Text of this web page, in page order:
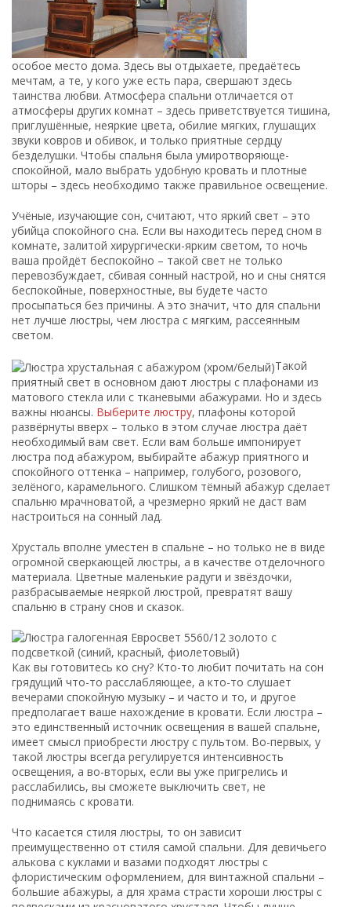
особое место дома. Здесь вы отдыхаете, предаётесь
мечтам, а те, у кого уже есть пара, свершают здесь
таинства любви. Атмосфера спальни отличается от
атмосферы других комнат – здесь приветствуется тишина,
приглушённые, неяркие цвета, обилие мягких, глушащих
звуки ковров и обивок, и только приятные сердцу
безделушки. Чтобы спальня была умиротворяюще-
спокойной, мало выбрать удобную кровать и плотные
шторы – здесь необходимо также правильное освещение.
Учёные, изучающие сон, считают, что яркий свет – это
убийца спокойного сна. Если вы находитесь перед сном в
комнате, залитой хирургически-ярким светом, то ночь
ваша пройдёт беспокойно – такой свет не только
перевозбуждает, сбивая сонный настрой, но и сны снятся
беспокойные, поверхностные, вы будете часто
просыпаться без причины. А это значит, что для спальни
нет лучше люстры, чем люстра с мягким, рассеянным
светом.
Такой
приятный свет в основном дают люстры с плафонами из
матового стекла или с тканевыми абажурами. Но и здесь
важны нюансы. Выберите люстру, плафоны которой
развёрнуты вверх – только в этом случае люстра даёт
необходимый вам свет. Если вам больше импонирует
люстра под абажуром, выбирайте абажур приятного и
спокойного оттенка – например, голубого, розового,
зелёного, карамельного. Слишком тёмный абажур сделает
спальню мрачноватой, а чрезмерно яркий не даст вам
настроиться на сонный лад.
Хрусталь вполне уместен в спальне – но только не в виде
огромной сверкающей люстры, а в качестве отделочного
материала. Цветные маленькие радуги и звёздочки,
разбрасываемые неяркой люстрой, превратят вашу
спальню в страну снов и сказок.
Как вы готовитесь ко сну? Кто-то любит почитать на сон
грядущий что-то расслабляющее, а кто-то слушает
вечерами спокойную музыку – и часто и то, и другое
предполагает ваше нахождение в кровати. Если люстра –
это единственный источник освещения в вашей спальне,
имеет смысл приобрести люстру с пультом. Во-первых, у
такой люстры всегда регулируется интенсивность
освещения, а во-вторых, если вы уже пригрелись и
расслабились, вы сможете выключить свет, не
поднимаясь с кровати.
Что касается стиля люстры, то он зависит
преимущественно от стиля самой спальни. Для девичьего
алькова с куклами и вазами подходят люстры с
флористическим оформлением, для винтажной спальни –
большие абажуры, а для храма страсти хороши люстры с